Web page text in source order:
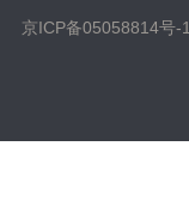
京ICP备05058814号-1